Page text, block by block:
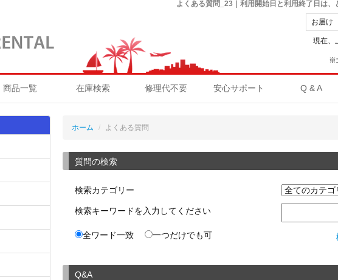
よくある質問_23｜利用開始日と利用終了日は、
お届け
現在、
※
商品一覧 在庫検索 修理代不要 安心サポート Q & A
ホーム よくある質問
質問の検索
検索カテゴリー
検索キーワードを入力してください
全ワード一致 一つだけでも可
Q&A